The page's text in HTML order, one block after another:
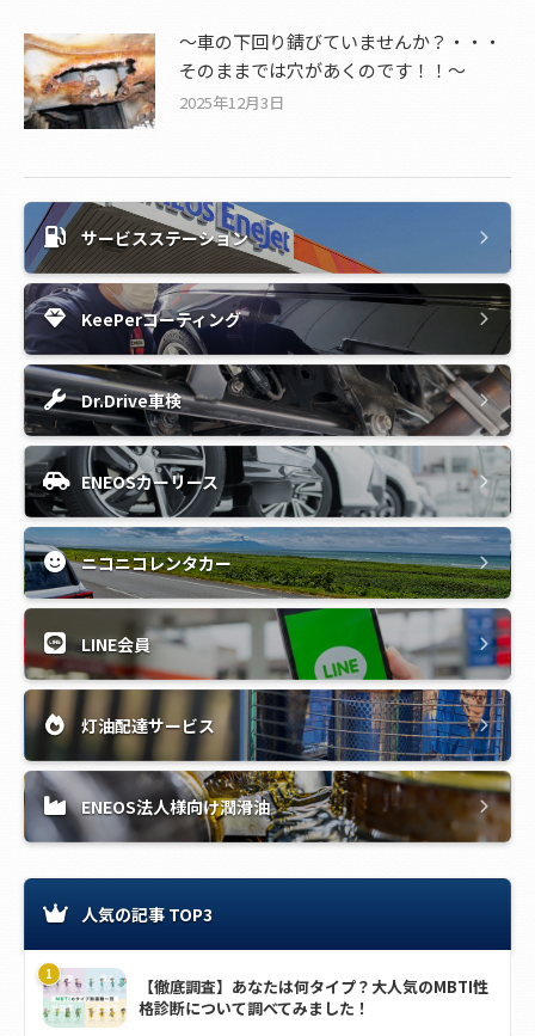
～車の下回り錆びていませんか？・・・
そのままでは穴があくのです！！～
2025年12月3日
サービスステーション
KeePerコーティング
Dr.Drive車検
ENEOSカーリース
ニコニコレンタカー
LINE会員
灯油配達サービス
ENEOS法人様向け潤滑油
人気の記事 TOP3
【徹底調査】あなたは何タイプ？大人気のMBTI性
格診断について調べてみました！